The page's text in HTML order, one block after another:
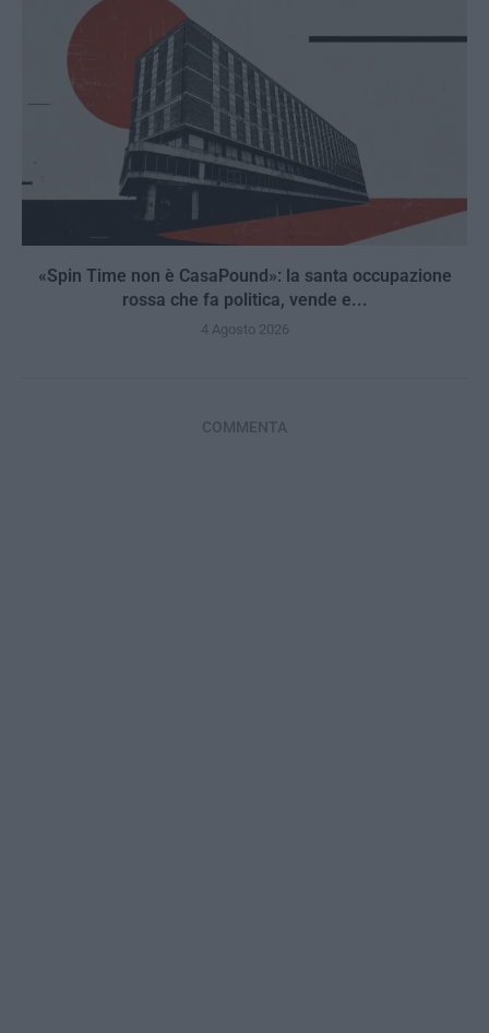
«Spin Time non è CasaPound»: la santa occupazione
rossa che fa politica, vende e...
4 Agosto 2026
COMMENTA